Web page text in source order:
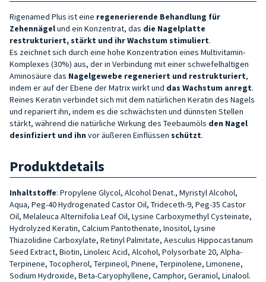
Rigenamed Plus ist eine regenerierende Behandlung für
Zehennägelund ein Konzentrat, das die Nagelplatte
restrukturiert, stärkt und ihr Wachstum stimuliert.
Es zeichnet sich durch eine hohe Konzentration eines Multivitamin-
Komplexes (30%) aus, der in Verbindung mit einer schwefelhaltigen
Aminosäure das Nagelgewebe regeneriert und restrukturiert,
indem er auf der Ebene der Matrix wirkt und das Wachstum anregt.
Reines Keratin verbindet sich mit dem natürlichen Keratin des Nagels
und repariert ihn, indem es die schwächsten und dünnsten Stellen
stärkt, während die natürliche Wirkung des Teebaumöls den Nagel
desinfiziert und ihn vor äußeren Einflüssen schützt.
Produktdetails
Inhaltstoffe: Propylene Glycol, Alcohol Denat., Myristyl Alcohol,
Aqua, Peg-40 Hydrogenated Castor Oil, Trideceth-9, Peg-35 Castor
Oil, Melaleuca Alterni­folia Leaf Oil, Lysine Carboxymethyl Cysteinate,
Hydrolyzed Keratin, Cal­cium Pantothenate, Inositol, Lysine
Thiazolidine Carboxylate, Retinyl Palmitate, Aesculus Hippocastanum
Seed Extract, Biotin, Linoleic Acid, Alcohol, Polysorbate 20, Alpha-
Terpi­nene, Tocopherol, Terpineol, Pinene, Terpinolene, Limonene,
Sodium Hy­droxide, Beta-Caryophyllene, Camphor, Geraniol, Linalool.